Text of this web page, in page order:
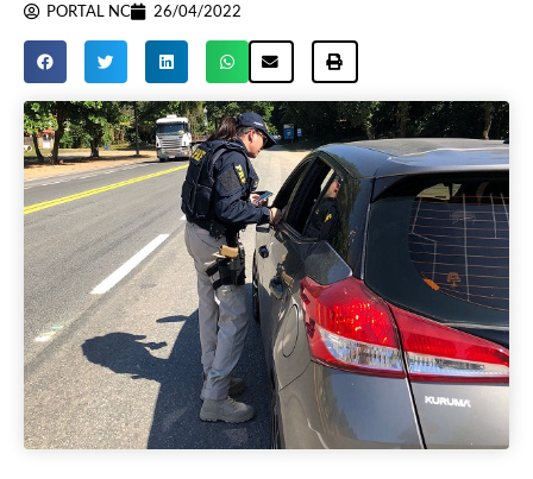
PORTAL NC 26/04/2022